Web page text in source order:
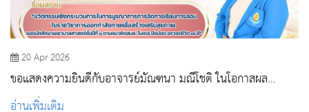
20 Apr 2026
ขอแสดงความยินดีกับอาจารย์มัณฑนา มณีโชติ ในโอกาสผล
งานการจัดการความรู้ ผ่านการคัดเลือก
อ่านเพิ่มเติม